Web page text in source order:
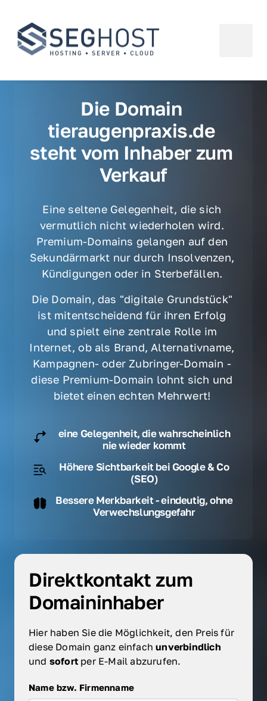
Die Domain
tieraugenpraxis.de
steht vom Inhaber zum
Verkauf
Eine seltene Gelegenheit, die sich
vermutlich nicht wiederholen wird.
Premium-Domains gelangen auf den
Sekundärmarkt nur durch Insolvenzen,
Kündigungen oder in Sterbefällen.
Die Domain, das "digitale Grundstück"
ist mitentscheidend für ihren Erfolg
und spielt eine zentrale Rolle im
Internet, ob als Brand, Alternativname,
Kampagnen- oder Zubringer-Domain -
diese Premium-Domain lohnt sich und
bietet einen echten Mehrwert!
eine Gelegenheit, die wahrscheinlich
nie wieder kommt
Höhere Sichtbarkeit bei Google & Co
(SEO)
Bessere Merkbarkeit - eindeutig, ohne
Verwechslungsgefahr
Direktkontakt zum
Domaininhaber
Hier haben Sie die Möglichkeit, den Preis für
diese Domain ganz einfach
und sofort per E-Mail abzurufen.
Name bzw. Firmenname
Name bzw. Firmenname